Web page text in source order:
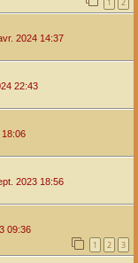
2024 14:37
22:43
2023 18:56
09:36
1 2 3